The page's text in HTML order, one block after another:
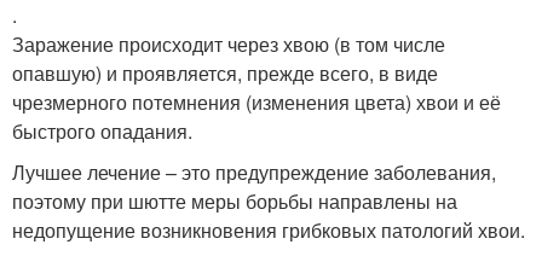
.
Заражение происходит через хвою (в том числе
опавшую) и проявляется, прежде всего, в виде
чрезмерного потемнения (изменения цвета) хвои и её
быстрого опадания.
Лучшее лечение – это предупреждение заболевания,
поэтому при шютте меры борьбы направлены на
недопущение возникновения грибковых патологий хвои.